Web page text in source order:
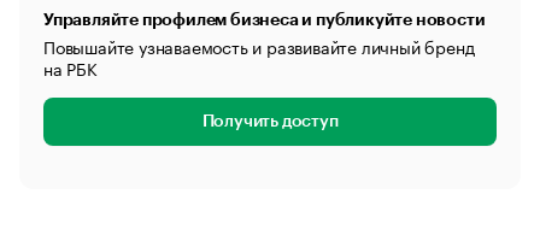
Управляйте профилем бизнеса и публикуйте новости
Повышайте узнаваемость и развивайте личный бренд
на РБК
Получить доступ